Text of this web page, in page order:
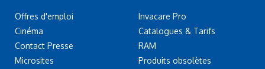
Offres d'emploi
Cinéma
Contact Presse
Microsites
Invacare Pro
Catalogues & Tarifs
RAM
Produits obsolètes